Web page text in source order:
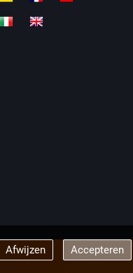
Afwijzen Accepteren